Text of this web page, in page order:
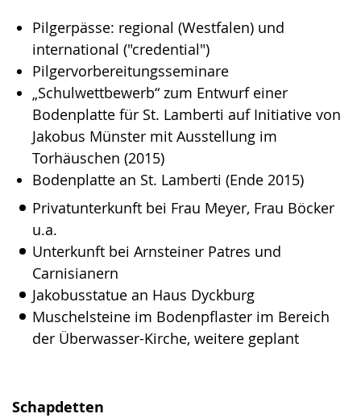
Pilgerpässe: regional (Westfalen) und
international ("credential")
Pilgervorbereitungsseminare
„Schulwettbewerb“ zum Entwurf einer
Bodenplatte für St. Lamberti auf Initiative von
Jakobus Münster mit Ausstellung im
Torhäuschen (2015)
Bodenplatte an St. Lamberti (Ende 2015)
Privatunterkunft bei Frau Meyer, Frau Böcker
u.a.
Unterkunft bei Arnsteiner Patres und
Carnisianern
Jakobusstatue an Haus Dyckburg
Muschelsteine im Bodenpflaster im Bereich
der Überwasser-Kirche, weitere geplant
Schapdetten